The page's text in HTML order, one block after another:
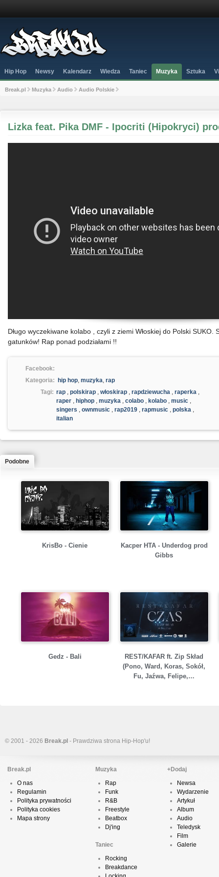
Hip Hop Newsy Kalendarz Wiedza Taniec Muzyka Sztuka
Break.pl Muzyka Audio Audio Polskie
Lizka feat. Pika DMF - Ipocriti (Hipokryci)
Długo wyczekiwane kolabo , czyli z ziemi Włoskiej do Polski SUKO.
gatunków! Rap ponad podziałami !!
Facebook:
Kategoria:
hip hop, muzyka, rap
Tagi: rap , polskirap , włoskirap , rapdziewucha , raperka ,
raper , hiphop , muzyka , colabo , kolabo , music ,
singers , ownmusic , rap2019 , rapmusic , polska ,
italian
Podobne
KrisBo - Cienie
Kacper HTA - Underdog prod
Gibbs
Gedz - Bali
REST/KAFAR ft. Zip Skład
(Pono, Ward, Koras, Sokół,
Fu, Jaźwa, Felipe,…
© 2001 - 2026 Break.pl - Prawdziwa strona Hip-Hop'u!
Break.pl
O nas
Regulamin
Polityka prywatności
Polityka cookies
Mapa strony
Muzyka
Rap
Funk
R&B
Freestyle
Beatbox
Dj'ing
Taniec
Rocking
Breakdance
+Dodaj
Newsa
Wydarzenie
Artykuł
Album
Audio
Teledysk
Film
Galerie